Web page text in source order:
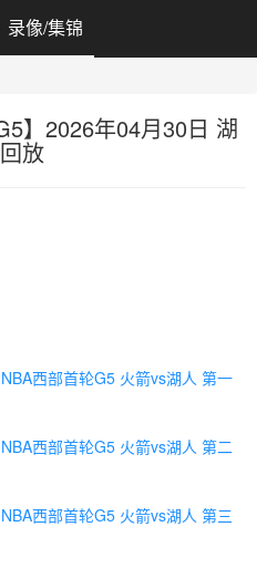
录像/集锦
】2026年04月30日 湖
放
西部首轮G5 火箭vs湖人 第一
西部首轮G5 火箭vs湖人 第二
西部首轮G5 火箭vs湖人 第三